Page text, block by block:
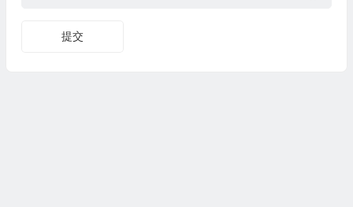
提交